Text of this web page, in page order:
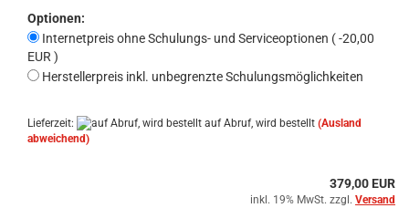
Optionen:
Internetpreis ohne Schulungs- und Serviceoptionen ( -20,00
EUR )
Herstellerpreis inkl. unbegrenzte Schulungsmöglichkeiten
Lieferzeit: auf Abruf, wird bestellt (Ausland
abweichend)
379,00 EUR
inkl. 19% MwSt. zzgl. Versand